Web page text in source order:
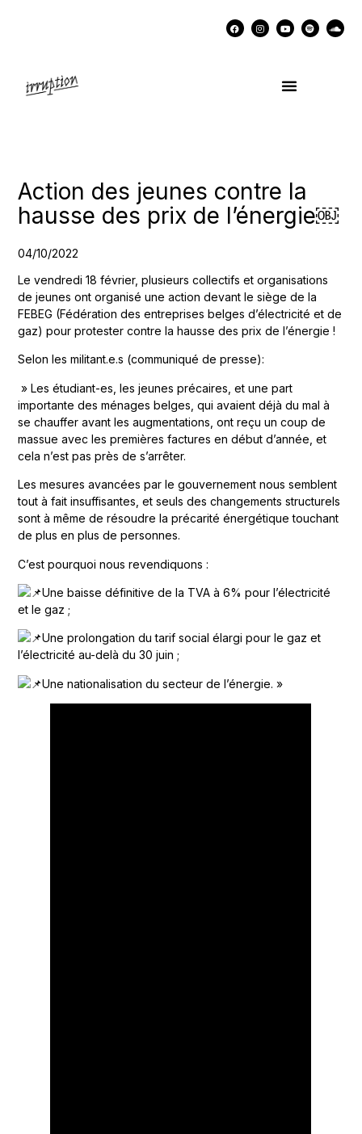
Action des jeunes contre la
hausse des prix de l’énergie￼
04/10/2022
Le vendredi 18 février, plusieurs collectifs et organisations
de jeunes ont organisé une action devant le siège de la
FEBEG (Fédération des entreprises belges d’électricité et de
gaz) pour protester contre la hausse des prix de l’énergie !
Selon les militant.e.s (communiqué de presse):
» Les étudiant-es, les jeunes précaires, et une part
importante des ménages belges, qui avaient déjà du mal à
se chauffer avant les augmentations, ont reçu un coup de
massue avec les premières factures en début d’année, et
cela n’est pas près de s’arrêter.
Les mesures avancées par le gouvernement nous semblent
tout à fait insuffisantes, et seuls des changements structurels
sont à même de résoudre la précarité énergétique touchant
de plus en plus de personnes.
C’est pourquoi nous revendiquons :
Une baisse définitive de la TVA à 6% pour l’électricité
et le gaz ;
Une prolongation du tarif social élargi pour le gaz et
l’électricité au-delà du 30 juin ;
Une nationalisation du secteur de l’énergie. »